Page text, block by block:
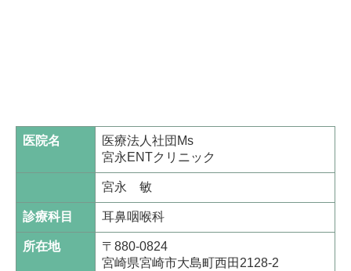
医院名
医療法人社団Ms
宮永ENTクリニック
宮永 敏
診療科目 耳鼻咽喉科
所在地
〒880-0824
宮崎県宮崎市大島町西田2128-2